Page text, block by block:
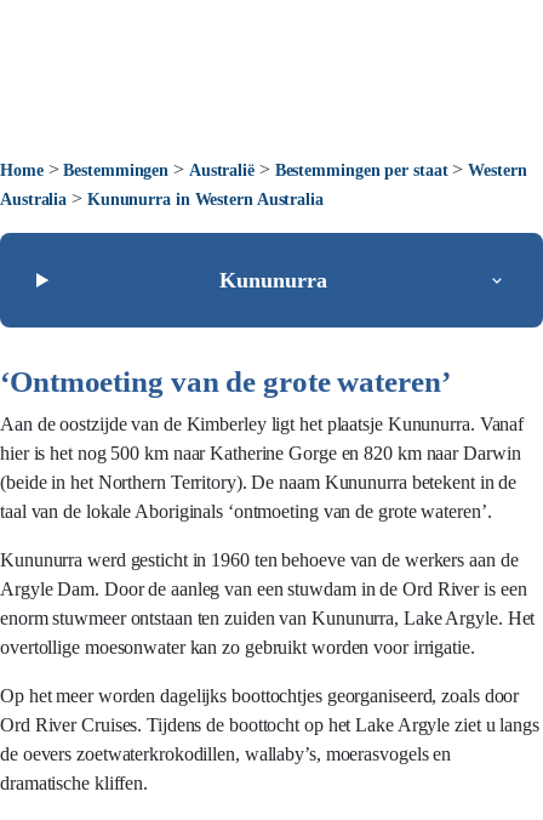
Home>Bestemmingen > Australië> Bestemmingen per staat>Western
Australia > Kununurra in Western Australia
Kununurra
‘Ontmoeting van de grote wateren’
Aan de oostzijde van de Kimberley ligt het plaatsje Kununurra. Vanaf
hier is het nog 500 km naar Katherine Gorge en 820 km naar Darwin
(beide in het Northern Territory). De naam Kununurra betekent in de
taal van de lokale Aboriginals ‘ontmoeting van de grote wateren’.
Kununurra werd gesticht in 1960 ten behoeve van de werkers aan de
Argyle Dam. Door de aanleg van een stuwdam in de Ord River is een
enorm stuwmeer ontstaan ten zuiden van Kununurra, Lake Argyle. Het
overtollige moesonwater kan zo gebruikt worden voor irrigatie.
Op het meer worden dagelijks boottochtjes georganiseerd, zoals door
Ord River Cruises. Tijdens de boottocht op het Lake Argyle ziet u langs
de oevers zoetwaterkrokodillen, wallaby’s, moerasvogels en
dramatische kliffen.